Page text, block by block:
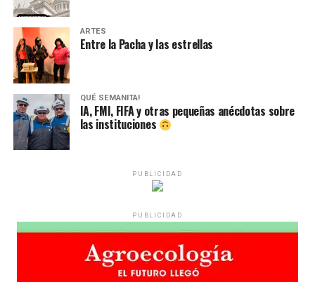
ARTES
Entre la Pacha y las estrellas
QUÉ SEMANITA!
IA, FMI, FIFA y otras pequeñas anécdotas sobre
las instituciones
PUBLICIDAD
PUBLICIDAD